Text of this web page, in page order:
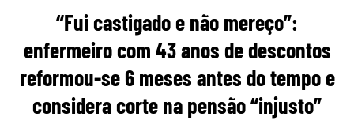
“Fui castigado e não mereço”:
enfermeiro com 43 anos de descontos
reformou-se 6 meses antes do tempo e
considera corte na pensão “injusto”